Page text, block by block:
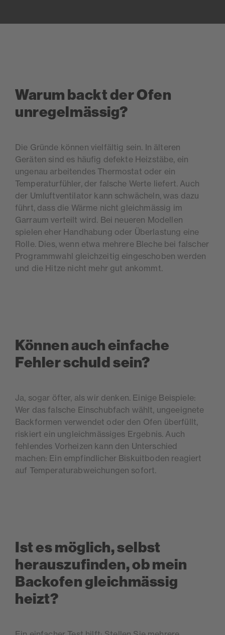
Warum backt der Ofen
unregelmässig?
Die Gründe können vielfältig sein. In älteren
Geräten sind es häufig defekte Heizstäbe, ein
ungenau arbeitendes Thermostat oder ein
Temperaturfühler, der falsche Werte liefert. Auch
der Umluftventilator kann schwächeln, was dazu
führt, dass die Wärme nicht gleichmässig im
Garraum verteilt wird. Bei neueren Modellen
spielen eher Handhabung oder Überlastung eine
Rolle. Dies, wenn etwa mehrere Bleche bei falscher
Programmwahl gleichzeitig eingeschoben werden
und die Hitze nicht mehr gut ankommt.
Können auch einfache
Fehler schuld sein?
Ja, sogar öfter, als wir denken. Einige Beispiele:
Wer das falsche Einschubfach wählt, ungeeignete
Backformen verwendet oder den Ofen überfüllt,
riskiert ein ungleichmässiges Ergebnis. Auch
fehlendes Vorheizen kann den Unterschied
machen: Ein empfindlicher Biskuitboden reagiert
auf Temperaturabweichungen sofort.
Ist es möglich, selbst
herauszufinden, ob mein
Backofen gleichmässig
heizt?